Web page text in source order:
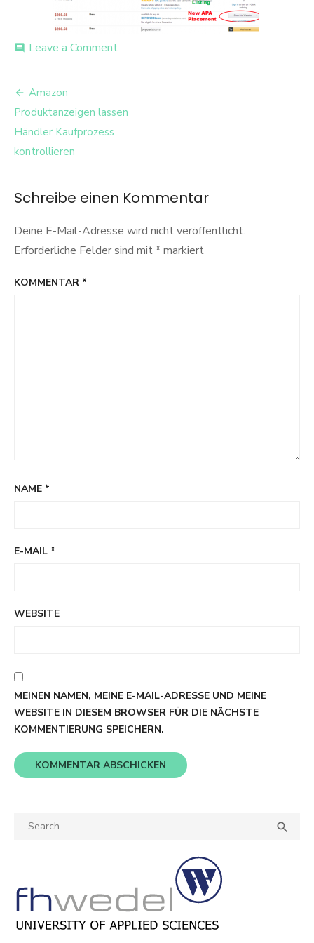
comment Leave a Commenton
Beitrags-
Navigation
Amazon
Produktanzeigen lassen
Händler Kaufprozess
kontrollieren
Schreibe einen Kommentar
Deine E-Mail-Adresse wird nicht veröffentlicht.
Erforderliche Felder sind mit*markiert
KOMMENTAR *
NAME *
E-MAIL *
WEBSITE
MEINEN NAMEN, MEINE E-MAIL-ADRESSE UND MEINE
WEBSITE IN DIESEM BROWSER FÜR DIE NÄCHSTE
KOMMENTIERUNG SPEICHERN.
Search
